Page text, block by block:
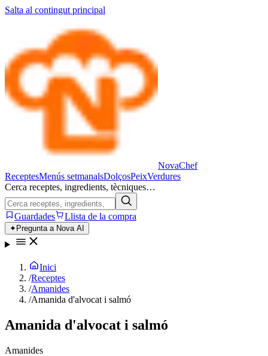
Salta al contingut principal
NovaChef
ReceptesMenús setmanalsDolçosPeixVerdures
Cerca receptes, ingredients, tècniques…
Guardades Llista de la compra
✦ Pregunta a Nova AI
Inici
/Receptes
/Amanides
/Amanida d'alvocat i salmó
Amanida d'alvocat i salmó
Amanides